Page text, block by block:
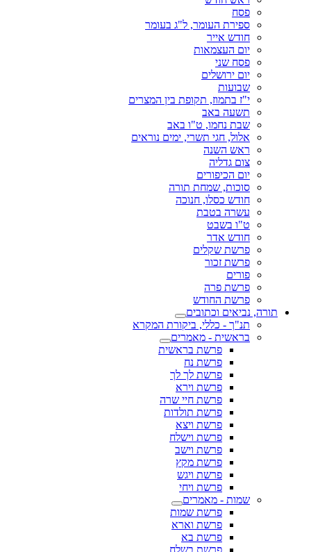
פסח
ספירת העומר, ל"ג בעומר
חודש אייר
יום העצמאות
פסח שני
יום ירושלים
שבועות
י"ז בתמוז, תקופת בין המצרים
תשעה באב
שבת נחמו, ט"ו באב
אלול, חגי תשרי, ימים נוראים
ראש השנה
צום גדליה
יום הכיפורים
סוכות, שמחת תורה
חודש כסלו, חנוכה
עשרה בטבת
ט"ו בשבט
חודש אדר
פרשת שקלים
פרשת זכור
פורים
פרשת פרה
פרשת החודש
תורה, נביאים וכתובים
תנ"ך - כללי, ביקורת המקרא
בראשית - מאמרים
פרשת בראשית
פרשת נח
פרשת לך לך
פרשת וירא
פרשת חיי שרה
פרשת תולדות
פרשת ויצא
פרשת וישלח
פרשת וישב
פרשת מקץ
פרשת ויגש
פרשת ויחי
שמות - מאמרים
פרשת שמות
פרשת וארא
פרשת בא
פרשת בשלח